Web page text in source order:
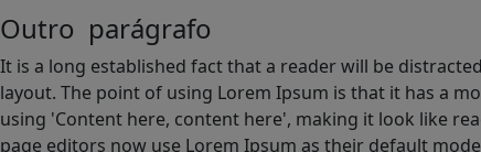
Outro parágrafo
It is a long established fact that a reader will be
layout. The point of using Lorem Ipsum is that it has a
using 'Content here, content here', making it look like
page editors now use Lorem Ipsum as their default